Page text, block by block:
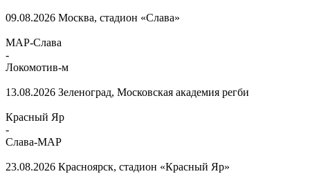
09.08.2026 Москва, стадион «Слава»
МАР-Слава
-
Локомотив-м
13.08.2026 Зеленоград, Московская академия регби
Красный Яр
-
Слава-МАР
23.08.2026 Красноярск, стадион «Красный Яр»